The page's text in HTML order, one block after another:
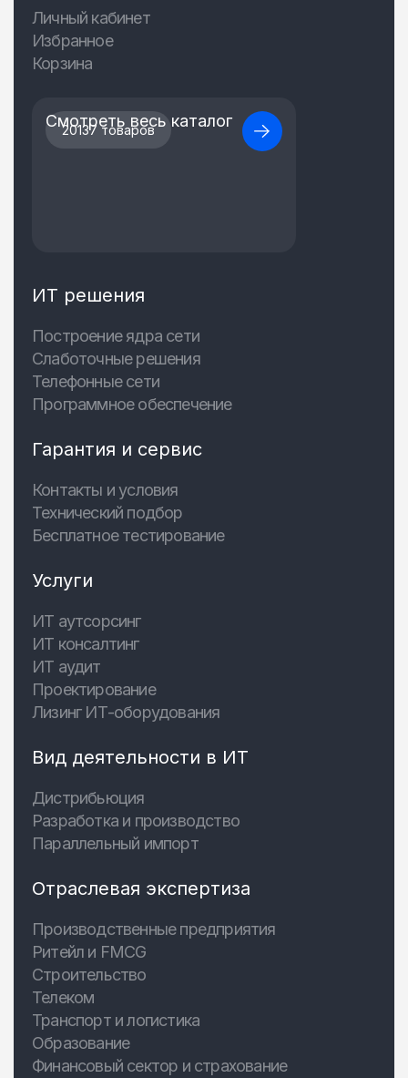
Личный кабинет
Избранное
Корзина
20137 товаров
Смотреть весь каталог
ИТ решения
Построение ядра сети
Слаботочные решения
Телефонные сети
Программное обеспечение
Гарантия и сервис
Контакты и условия
Технический подбор
Бесплатное тестирование
Услуги
ИТ аутсорсинг
ИТ консалтинг
ИТ аудит
Проектирование
Лизинг ИТ-оборудования
Вид деятельности в ИТ
Дистрибьюция
Разработка и производство
Параллельный импорт
Отраслевая экспертиза
Производственные предприятия
Ритейл и FMCG
Строительство
Телеком
Транспорт и логистика
Образование
Финансовый сектор и страхование